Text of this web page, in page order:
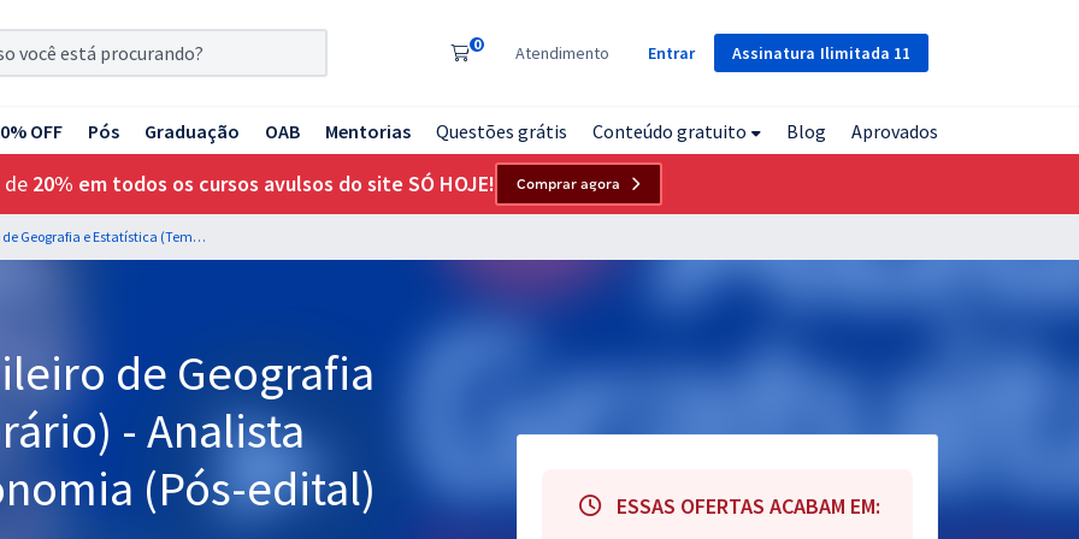
Assinatura Ilimitada 11
0 Atendimento Entrar
OFF Pós Graduação OAB Mentorias Questões grátis Conteúdo gratuito Blog Aprovados
de 20% em todos os cursos avulsos do site SÓ HOJE! Comprar agora
IBGE - Instituto Brasileiro de Geografia e Estatística (Temporário) - Analista Censitário (AC) - Economia (Pós-edital)
de Geografia
- Analista
(Pós-edital)
ESSAS OFERTAS ACABAM EM: